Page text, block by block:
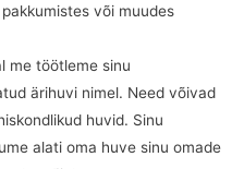
või muudes
me töötleme sinu
ärihuvi nimel. Need võivad
huvid. Sinu
alati oma huve sinu omade